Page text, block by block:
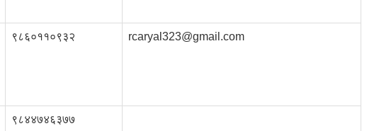
९८६०११०९३२ rcaryal323@gmail.com
९८४४७४६३७७